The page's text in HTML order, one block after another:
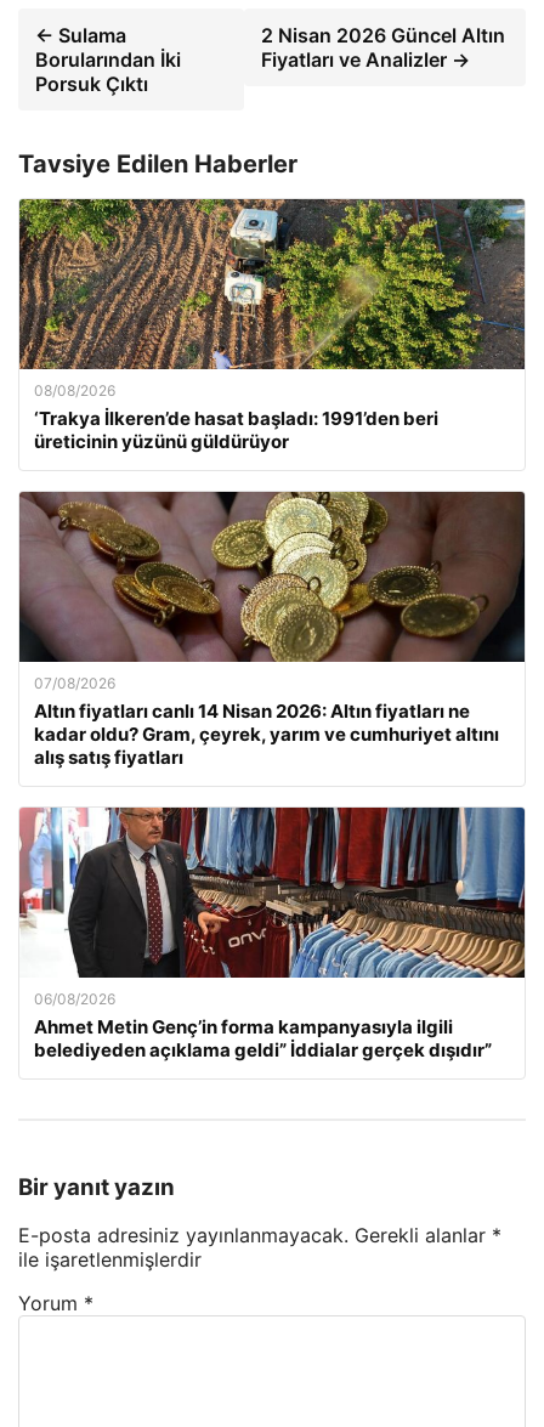
← Sulama
Borularından İki
Porsuk Çıktı
2 Nisan 2026 Güncel Altın
Fiyatları ve Analizler →
Tavsiye Edilen Haberler
08/08/2026
‘Trakya İlkeren’de hasat başladı: 1991’den beri
üreticinin yüzünü güldürüyor
07/08/2026
Altın fiyatları canlı 14 Nisan 2026: Altın fiyatları ne
kadar oldu? Gram, çeyrek, yarım ve cumhuriyet altını
alış satış fiyatları
06/08/2026
Ahmet Metin Genç’in forma kampanyasıyla ilgili
belediyeden açıklama geldi” İddialar gerçek dışıdır”
Bir yanıt yazın
E-posta adresiniz yayınlanmayacak. Gerekli alanlar *
ile işaretlenmişlerdir
Yorum *